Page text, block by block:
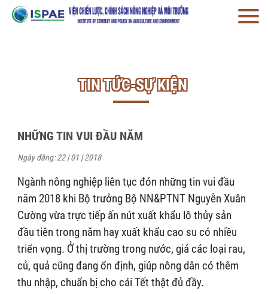
TIN TỨC-SỰ KIỆN
NHỮNG TIN VUI ĐẦU NĂM
Ngày đăng: 22 | 01 | 2018
Ngành nông nghiệp liên tục đón những tin vui đầu
năm 2018 khi Bộ trưởng Bộ NN&PTNT Nguyễn Xuân
Cường vừa trực tiếp ấn nút xuất khẩu lô thủy sản
đầu tiên trong năm hay xuất khẩu cao su có nhiều
triển vọng. Ở thị trường trong nước, giá các loại rau,
củ, quả cũng đang ổn định, giúp nông dân có thêm
thu nhập, chuẩn bị cho cái Tết thật đủ đầy.